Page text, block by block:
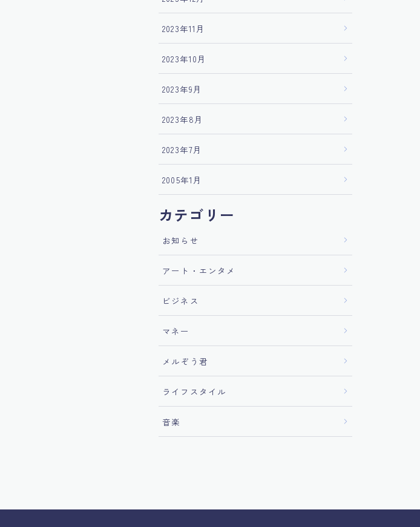
2023年11月
2023年10月
2023年9月
2023年8月
2023年7月
2005年1月
カテゴリー
お知らせ
アート・エンタメ
ビジネス
マネー
メルぞう君
ライフスタイル
音楽